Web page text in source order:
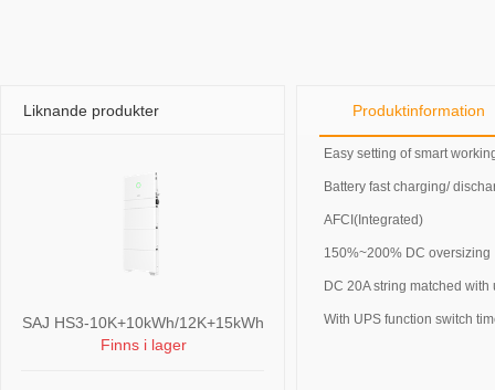
Liknande produkter
SAJ HS3-10K+10kWh/12K+15kWh
Finns i lager
Produktinformation
Easy setting of smart
Battery fast charging/
AFCI(Integrated)
150%~200% DC oversizing
DC 20A string matched
With UPS function switch